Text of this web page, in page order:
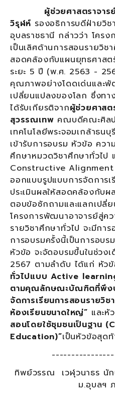
ผู้ช่วยศาสตราจารย์
วิรุฬห์ รองอธิการบดีฝ่ายวิ
อุบลราชธานี กล่าวว่า โคร
เป็นเลิศด้านการสอนรายวิช
สอดคล้องกับแผนยุทธศาสต
ระยะ 5 ปี (พ.ศ. 2563 -
คุณภาพอย่างโดดเด่นและ
เปลี่ยนแปลงของโลก ซึ่งท
ได้รับเกียรติจากผู้ช่วยศาสต
สุวรรณเทพ คณบดีคณะศิล
เทคโนโลยีพระจอมเกล้าธน
เข้ารับการอบรม หัวข้อ คว
ศึกษาหมวดวิชาศึกษาทั่วไป
Constructive Alignment
ออกแบบรูปแบบการจัดการเ
ประเมินผลให้สอดคล้องกับ
ตอบข้อซักถามและแลกเปลี่
โครงการพัฒนาอาจารย์สู่ค
รายวิชาศึกษาทั่วไป จะมีก
การอบรมครั้งนี้เป็นการอบร
หัวข้อ จะจัดอบรมขึ้นในช่ว
2567 ตามลำดับ ได้แก่ หัว
ทั่วไปแบบActive
ตามคุณลักษณะบัณฑิตที่พึง
จัดการเรียนการสอนรายวิ
ห้องเรียนขนาดใหญ่” และหั
สอนโดยใช้ชุมชนเป็นฐาน (
Education)”เป็นหัวข้อสุด
ทิพย์วรรณ เวฬุวนาธร นั
ม.อุบลฯ